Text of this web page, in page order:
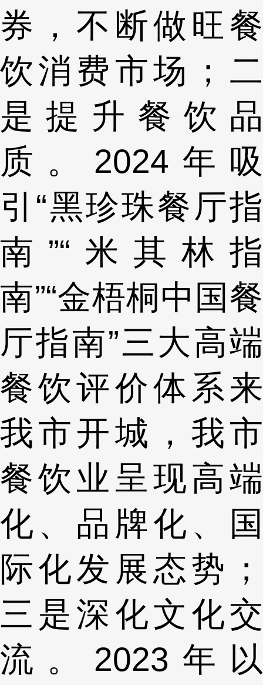
券，不断做旺餐
饮消费市场；二
是提升餐饮品
质。2024年吸
引“黑珍珠餐厅指
南”“米其林指
南”“金梧桐中国餐
厅指南”三大高端
餐饮评价体系来
我市开城，我市
餐饮业呈现高端
化、品牌化、国
际化发展态势；
三是深化文化交
流。2023年以